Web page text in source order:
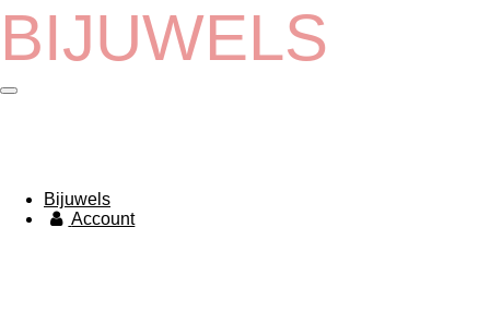
Ga
direct
naar
hoofdinhoud
BIJUWELS
Bijuwels
Account